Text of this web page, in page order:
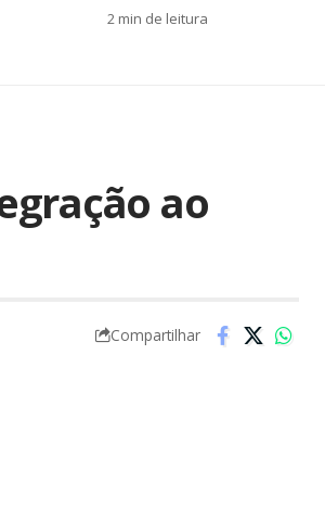
2 min de leitura
ao
Compartilhar